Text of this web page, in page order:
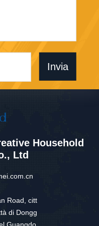
Invia
Household
Ltd
Road, citt
di Dongg